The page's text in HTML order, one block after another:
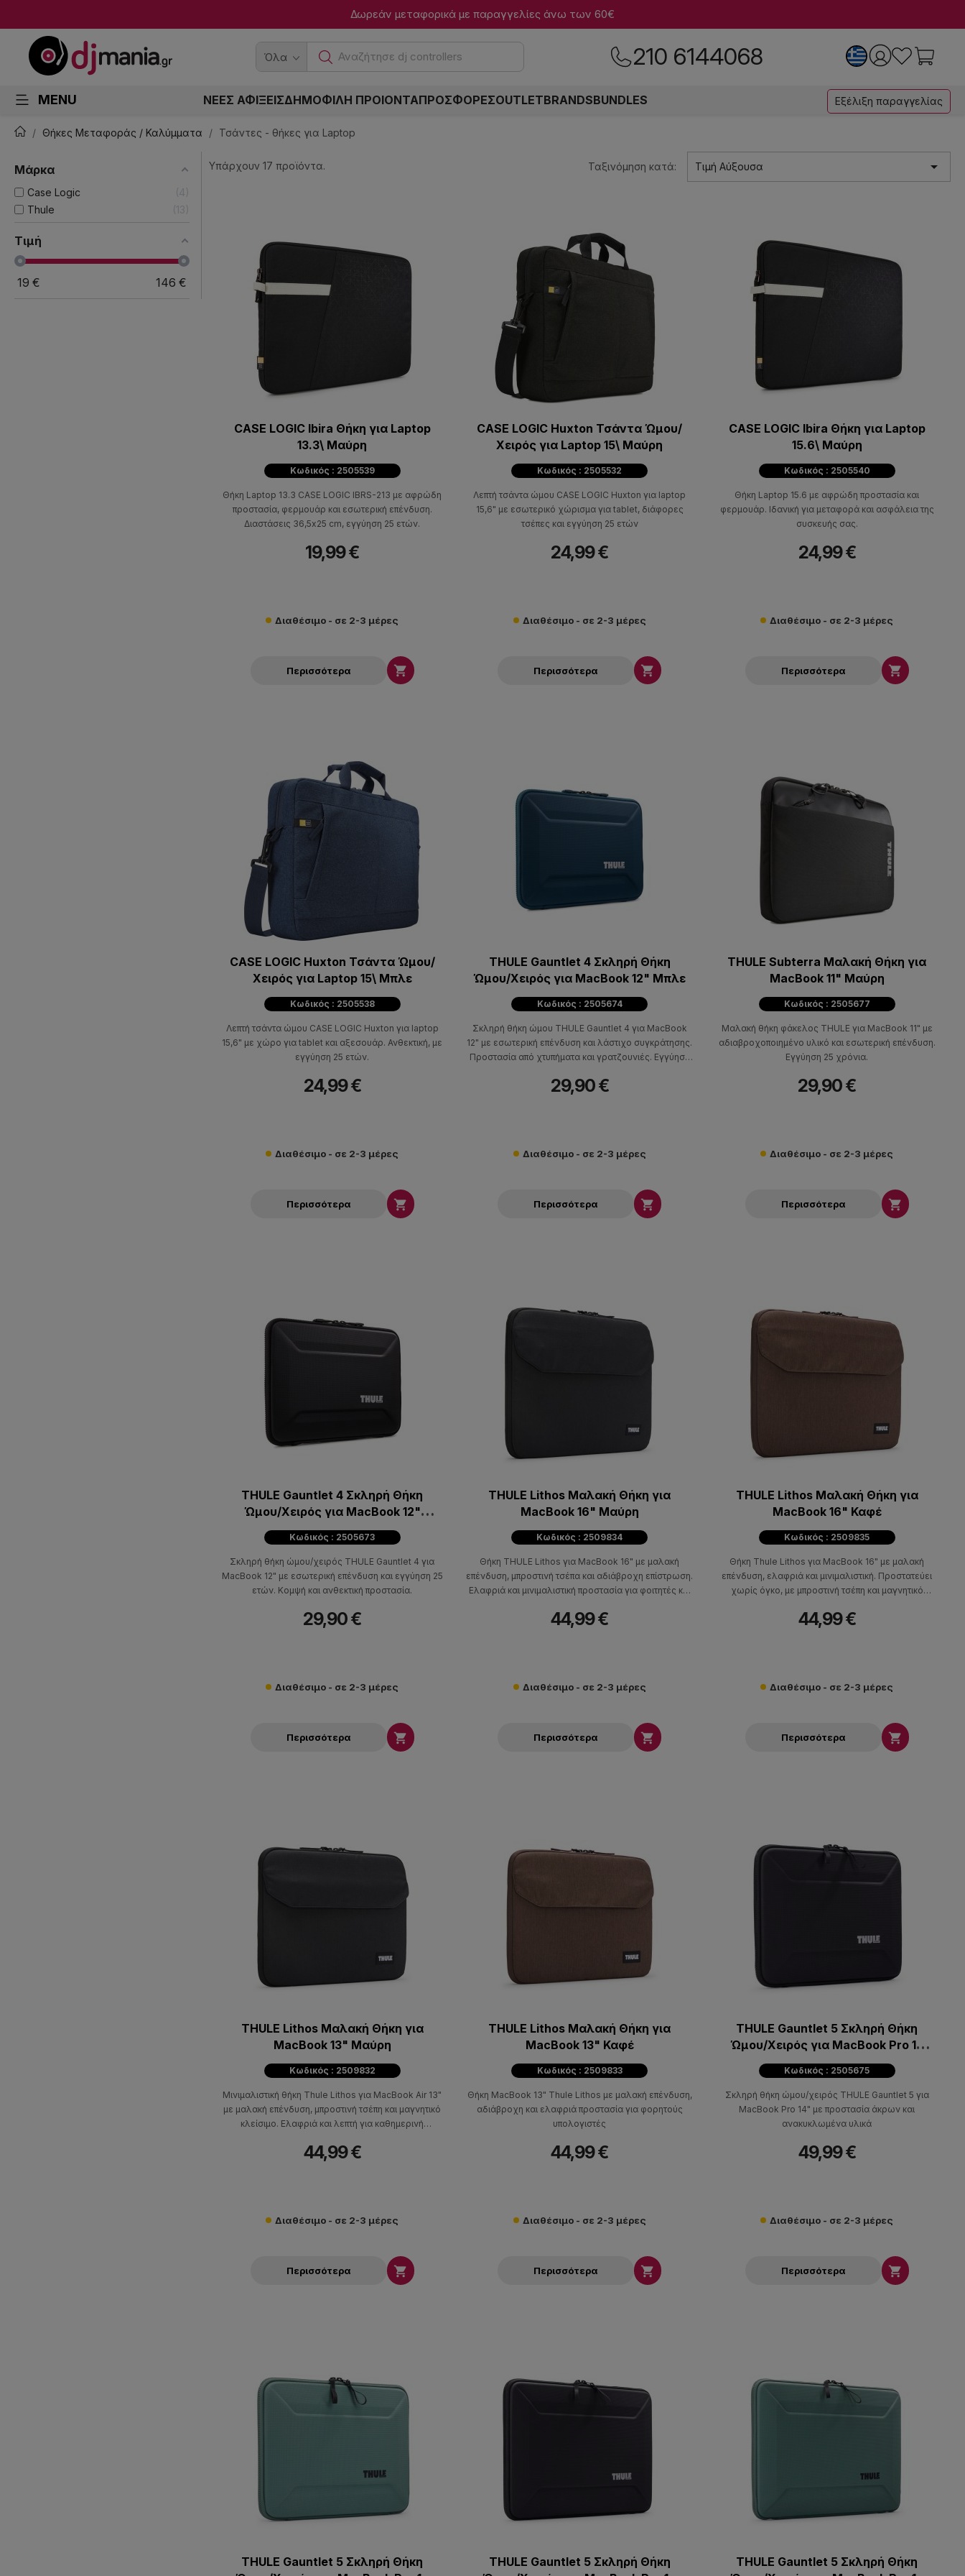
Δωρεάν μεταφορικά με παραγγελίες άνω των 60€
Όλα Αναζήτη 210 6144068
MENU ΝΕΕΣ ΑΦΙΞΕΙΣΔΗΜΟΦΙΛΗ ΠΡΟΙΟΝΤΑΠΡΟΣΦΟΡΕΣOUTLETBRANDSBUNDLES Εξέλιξη παραγγελίας
Θήκες Μεταφοράς / Καλύμματα Τσάντες - θήκες για Laptop
Μάρκα
Case Logic
4
Thule
13
Τιμή
19 € 146 €
Υπάρχουν 17 προϊόντα. Ταξινόμηση κατά: Τιμή Αύξουσα 
CASE LOGIC Ibira Θήκη για Laptop
13.3\ Μαύρη
Κωδικός : 2505539
Θήκη Laptop 13.3 CASE LOGIC IBRS-213 με αφρώδη
προστασία, φερμουάρ και εσωτερική επένδυση.
Διαστάσεις 36,5x25 cm, εγγύηση 25 ετών.
19,99 €
Διαθέσιμο - σε 2-3 μέρες
Περισσότερα 
CASE LOGIC Huxton Τσάντα Ώμου/
Χειρός για Laptop 15\ Μαύρη
Κωδικός : 2505532
Λεπτή τσάντα ώμου CASE LOGIC Huxton για laptop
15,6" με εσωτερικό χώρισμα για tablet, διάφορες
τσέπες και εγγύηση 25 ετών
24,99 €
Διαθέσιμο - σε 2-3 μέρες
Περισσότερα 
CASE LOGIC Ibira Θήκη για Laptop
15.6\ Μαύρη
Κωδικός : 2505540
Θήκη Laptop 15.6 με αφρώδη προστασία και
φερμουάρ. Ιδανική για μεταφορά και ασφάλεια της
συσκευής σας.
24,99 €
Διαθέσιμο - σε 2-3 μέρες
Περισσότερα 
CASE LOGIC Huxton Τσάντα Ώμου/
Χειρός για Laptop 15\ Μπλε
Κωδικός : 2505538
Λεπτή τσάντα ώμου CASE LOGIC Huxton για laptop
15,6" με χώρο για tablet και αξεσουάρ. Ανθεκτική, με
εγγύηση 25 ετών.
24,99 €
Διαθέσιμο - σε 2-3 μέρες
Περισσότερα 
THULE Gauntlet 4 Σκληρή Θήκη
Ώμου/Χειρός για MacBook 12" Μπλε
Κωδικός : 2505674
Σκληρή θήκη ώμου THULE Gauntlet 4 για MacBook
12" με εσωτερική επένδυση και λάστιχο συγκράτησης.
Προστασία από χτυπήματα και γρατζουνιές. Εγγύηση
29,90 €
Διαθέσιμο - σε 2-3 μέρες
Περισσότερα 
THULE Subterra Μαλακή Θήκη για
MacBook 11" Μαύρη
Κωδικός : 2505677
Μαλακή θήκη φάκελος THULE για MacBook 11" με
αδιαβροχοποιημένο υλικό και εσωτερική επένδυση.
Εγγύηση 25 χρόνια.
29,90 €
Διαθέσιμο - σε 2-3 μέρες
Περισσότερα 
THULE Gauntlet 4 Σκληρή Θήκη
Ώμου/Χειρός για MacBook 12"
Μαύρη
Κωδικός : 2505673
Σκληρή θήκη ώμου/χειρός THULE Gauntlet 4 για
MacBook 12" με εσωτερική επένδυση και εγγύηση 25
ετών. Κομψή και ανθεκτική προστασία.
29,90 €
Διαθέσιμο - σε 2-3 μέρες
Περισσότερα 
THULE Lithos Μαλακή Θήκη για
MacBook 16" Μαύρη
Κωδικός : 2509834
Θήκη THULE Lithos για MacBook 16" με μαλακή
επένδυση, μπροστινή τσέπα και αδιάβροχη επίστρωση.
Ελαφριά και μινιμαλιστική προστασία για φοιτητές και
44,99 €
Διαθέσιμο - σε 2-3 μέρες
Περισσότερα 
THULE Lithos Μαλακή Θήκη για
MacBook 16" Καφέ
Κωδικός : 2509835
Θήκη Thule Lithos για MacBook 16" με μαλακή
επένδυση, ελαφριά και μινιμαλιστική. Προστατεύει
χωρίς όγκο, με μπροστινή τσέπη και μαγνητικό
44,99 €
Διαθέσιμο - σε 2-3 μέρες
Περισσότερα 
THULE Lithos Μαλακή Θήκη για
MacBook 13" Μαύρη
Κωδικός : 2509832
Μινιμαλιστική θήκη Thule Lithos για MacBook Air 13"
με μαλακή επένδυση, μπροστινή τσέπη και μαγνητικό
κλείσιμο. Ελαφριά και λεπτή για καθημερινή
44,99 €
Διαθέσιμο - σε 2-3 μέρες
Περισσότερα 
THULE Lithos Μαλακή Θήκη για
MacBook 13" Καφέ
Κωδικός : 2509833
Θήκη MacBook 13" Thule Lithos με μαλακή επένδυση,
αδιάβροχη και ελαφριά προστασία για φορητούς
υπολογιστές
44,99 €
Διαθέσιμο - σε 2-3 μέρες
Περισσότερα 
THULE Gauntlet 5 Σκληρή Θήκη
Ώμου/Χειρός για MacBook Pro 14
Μαύρη
Κωδικός : 2505675
Σκληρή θήκη ώμου/χειρός THULE Gauntlet 5 για
MacBook Pro 14" με προστασία άκρων και
ανακυκλωμένα υλικά
49,99 €
Διαθέσιμο - σε 2-3 μέρες
Περισσότερα 
THULE Gauntlet 5 Σκληρή Θήκη
THULE Gauntlet 5 Σκληρή Θήκη
THULE Gauntlet 5 Σκληρή Θήκη